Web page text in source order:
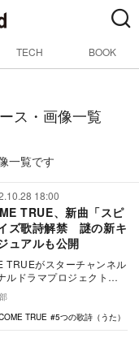
TECH BOOK
ス・画像一覧
一覧です
18:00
TRUE、新曲「スピ
ズ歌詩解禁 謎の新キ
ュアルも公開
TRUEがスターチャンネル
ルドラマプロジェクト『5
下ろした新曲「スピリ
TRUE 5つの歌詩（うた）